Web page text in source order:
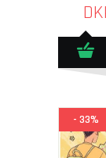
- 33%